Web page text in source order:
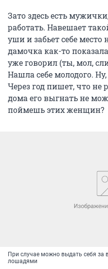
Зато здесь есть
работать. Навешает
уши и забьет себе место
дамочка как-то
уже говорил (ты, мол,
Нашла себе молодого.
Через год пишет, что не
дома его выгнать не
поймешь этих женщин?
При случае можно выдать себя
лошадями